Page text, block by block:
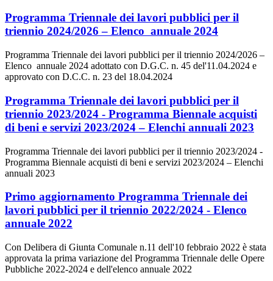
Programma Triennale dei lavori pubblici per il
triennio 2024/2026 – Elenco annuale 2024
Programma Triennale dei lavori pubblici per il triennio 2024/2026 –
Elenco annuale 2024 adottato con D.G.C. n. 45 del'11.04.2024 e
approvato con D.C.C. n. 23 del 18.04.2024
Programma Triennale dei lavori pubblici per il
triennio 2023/2024 - Programma Biennale acquisti
di beni e servizi 2023/2024 – Elenchi annuali 2023
Programma Triennale dei lavori pubblici per il triennio 2023/2024 -
Programma Biennale acquisti di beni e servizi 2023/2024 – Elenchi
annuali 2023
Primo aggiornamento Programma Triennale dei
lavori pubblici per il triennio 2022/2024 - Elenco
annuale 2022
Con Delibera di Giunta Comunale n.11 dell'10 febbraio 2022 è stata
approvata la prima variazione del Programma Triennale delle Opere
Pubbliche 2022-2024 e dell'elenco annuale 2022